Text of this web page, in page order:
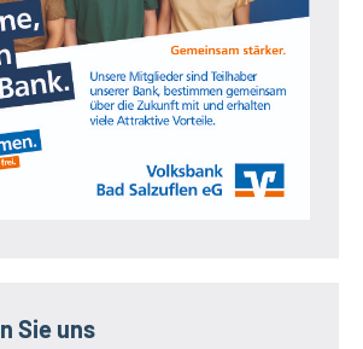
Sie uns